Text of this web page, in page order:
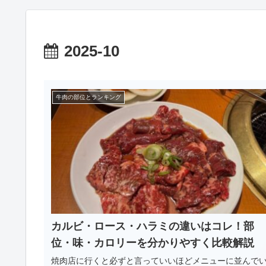
2025-10
牛肉の部位とランキング
カルビ・ロース・ハラミの違いはコレ！部
位・味・カロリーを分かりやすく比較解説
焼肉店に行くと必ずと言っていいほどメニューに並んで